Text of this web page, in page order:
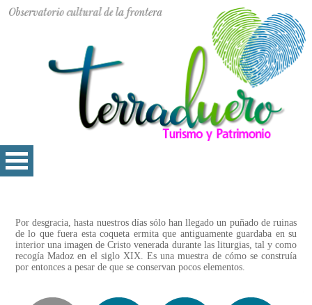
Por desgracia, hasta nuestros días sólo han llegado un puñado de ruinas
de lo que fuera esta coqueta ermita que antiguamente guardaba en su
interior una imagen de Cristo venerada durante las liturgias, tal y como
recogía Madoz en el siglo XIX. Es una muestra de cómo se construía
por entonces a pesar de que se conservan pocos elementos.